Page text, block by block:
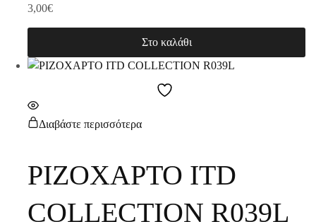
3,00€
Στο καλάθι
Διαβάστε περισσότερα
ΡΙΖΟΧΑΡΤΟ ITD
COLLECTION R039L